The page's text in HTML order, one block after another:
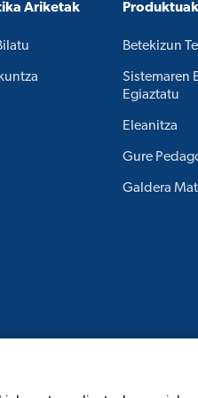
Ariketak Produktuak
Betekizun
Sistemaren
Egiaztatu
Eleanitza
Gure
Galdera